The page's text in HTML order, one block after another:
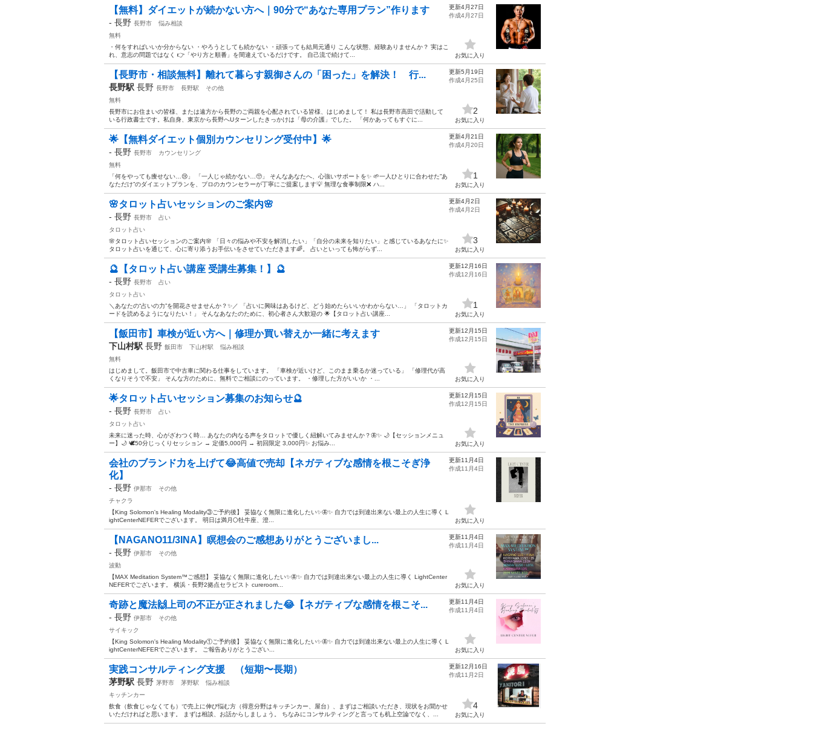
【無料】ダイエットが続かない方へ｜90分で“あなた専用プラン”作ります
- 長野 長野市
悩み相談
無料
・何をすればいいか分からない ・やろうとしても続かない ・頑張っても結局元通り こんな状態、経験ありませんか？ 実はこ
れ、意志の問題ではなく 👉「やり方と順番」を間違えているだけです。 自己流で続けて...
更新4月27日
作成4月27日
お気に入り
【長野市・相談無料】離れて暮らす親御さんの「困った」を解決！ 行...
長野駅 長野 長野市 長野駅
その他
無料
長野市にお住まいの皆様、または遠方から長野のご両親を心配されている皆様、はじめまして！ 私は長野市高田で活動して
いる行政書士です。私自身、東京から長野へUターンしたきっかけは「母の介護」でした。 「何かあってもすぐに...
更新5月19日
作成4月25日
2
お気に入り
🌟【無料ダイエット個別カウンセリング受付中】🌟
- 長野 長野市
カウンセリング
無料
「何をやっても痩せない…😢」 「一人じゃ続かない…🥺」 そんなあなたへ、心強いサポートを✨ 🌱一人ひとりに合わせた”あ
なただけ”のダイエットプランを、プロのカウンセラーが丁寧にご提案します💡 無理な食事制限❌ ハ...
更新4月21日
作成4月20日
1
お気に入り
🌸タロット占いセッションのご案内🌸
- 長野 長野市
占い
タロット占い
🌸タロット占いセッションのご案内🌸 「日々の悩みや不安を解消したい」「自分の未来を知りたい」と感じているあなたに✨
タロット占いを通じて、心に寄り添うお手伝いをさせていただきます🌈。 占いといっても怖がらず...
更新4月2日
作成4月2日
3
お気に入り
🔮【タロット占い講座 受講生募集！】🔮
- 長野 長野市
占い
タロット占い
＼あなたの“占いの力”を開花させませんか？✨／ 「占いに興味はあるけど、どう始めたらいいかわからない…」 「タロットカ
ードを読めるようになりたい！」 そんなあなたのために、初心者さん大歓迎の 🌟【タロット占い講座...
更新12月16日
作成12月16日
1
お気に入り
【飯田市】車検が近い方へ｜修理か買い替えか一緒に考えます
下山村駅 長野 飯田市 下山村駅
悩み相談
無料
はじめまして。飯田市で中古車に関わる仕事をしています。 「車検が近いけど、このまま乗るか迷っている」 「修理代が高
くなりそうで不安」 そんな方のために、無料でご相談にのっています。 ・修理した方がいいか ・...
更新12月15日
作成12月15日
お気に入り
🌟タロット占いセッション募集のお知らせ🔮
- 長野 長野市
占い
タロット占い
未来に迷った時、心がざわつく時… あなたの内なる声をタロットで優しく紐解いてみませんか？🦋✨ 🌙【セッションメニュ
ー】🌙 🕊️50分じっくりセッション → 定価5,000円 → 初回限定 3,000円✨ お悩み...
更新12月15日
作成12月15日
お気に入り
会社のブランド力を上げて😂高値で売却【ネガティブな感情を根こそぎ浄
化】
- 長野 伊那市
その他
チャクラ
【King Solomon's Healing Modality③ご予約後】 妥協なく無限に進化したい✨🦋✨ 自力では到達出来ない最上の人生に導く L
ightCenterNEFERでございます。 明日は満月🌕牡牛座、澄...
更新11月4日
作成11月4日
お気に入り
【NAGANO11/3INA】瞑想会のご感想ありがとうございまし...
- 長野 伊那市
その他
波動
【MAX Meditation System™︎ご感想】 妥協なく無限に進化したい✨🦋✨ 自力では到達出来ない最上の人生に導く LightCenter
NEFERでございます。 横浜・長野2拠点セラピスト cureroom...
更新11月4日
作成11月4日
お気に入り
奇跡と魔法🙌上司の不正が正されました😂【ネガティブな感情を根こそ...
- 長野 伊那市
その他
サイキック
【King Solomon's Healing Modality①ご予約後】 妥協なく無限に進化したい✨🦋✨ 自力では到達出来ない最上の人生に導く L
ightCenterNEFERでございます。 ご報告ありがとうござい...
更新11月4日
作成11月4日
お気に入り
実践コンサルティング支援 （短期〜長期）
茅野駅 長野 茅野市 茅野駅
悩み相談
キッチンカー
飲食（飲食じゃなくても）で売上に伸び悩む方（得意分野はキッチンカー、屋台）、まずはご相談いただき、現状をお聞かせ
いただければと思います。 まずは相談、お話からしましょう。 ちなみにコンサルティングと言っても机上空論でなく、...
更新12月16日
作成11月2日
4
お気に入り